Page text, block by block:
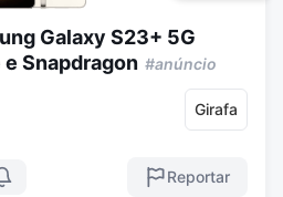
Galaxy S23+ 5G
e Snapdragon #anúncio
Girafa
Reportar